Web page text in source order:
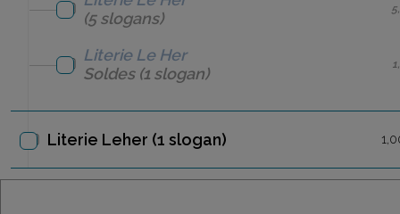
(5 slogans)
Literie Le Her
Soldes(1 slogan)
Literie Leher (1 slogan)